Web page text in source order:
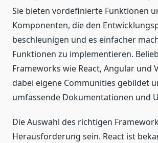
Sie bieten vordefinierte Funktionen
Komponenten, die den
beschleunigen und es einfacher
Funktionen zu implementieren.
Frameworks wie React, Angular und
dabei eigene Communities gebildet
umfassende Dokumentationen und
Die Auswahl des richtigen
Herausforderung sein. React ist